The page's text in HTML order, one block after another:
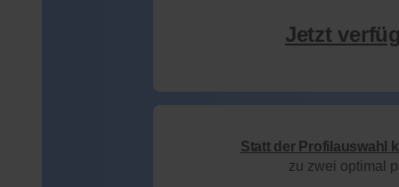
Jetzt
Statt der Profilauswahl
zu zwei optimal